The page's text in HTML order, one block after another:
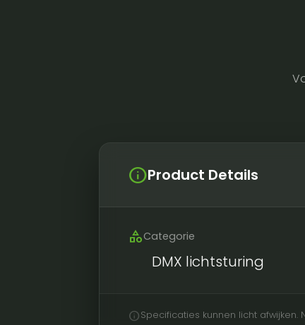
infoProduct Details
categoryCategorie
DMX lichtsturing
infoSpecificaties kunnen licht